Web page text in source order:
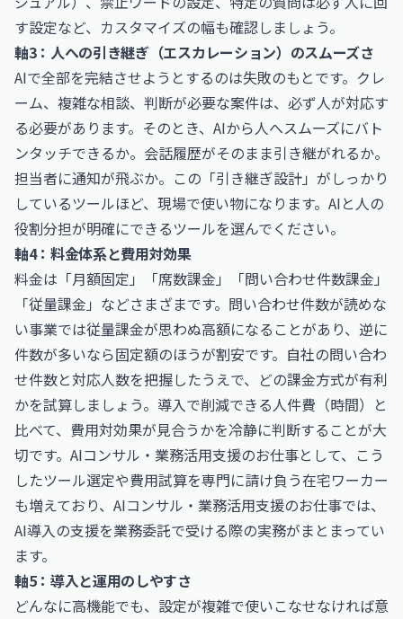
す設定など、カスタマイズの幅も確認しましょう。
軸3：人への引き継ぎ（エスカレーション）のスムーズさ
AIで全部を完結させようとするのは失敗のもとです。クレ
ーム、複雑な相談、判断が必要な案件は、必ず人が対応す
る必要があります。そのとき、AIから人へスムーズにバト
ンタッチできるか。会話履歴がそのまま引き継がれるか。
担当者に通知が飛ぶか。この「引き継ぎ設計」がしっかり
しているツールほど、現場で使い物になります。AIと人の
役割分担が明確にできるツールを選んでください。
軸4：料金体系と費用対効果
料金は「月額固定」「席数課金」「問い合わせ件数課金」
「従量課金」などさまざまです。問い合わせ件数が読めな
い事業では従量課金が思わぬ高額になることがあり、逆に
件数が多いなら固定額のほうが割安です。自社の問い合わ
せ件数と対応人数を把握したうえで、どの課金方式が有利
かを試算しましょう。導入で削減できる人件費（時間）と
比べて、費用対効果が見合うかを冷静に判断することが大
切です。AIコンサル・業務活用支援のお仕事として、こう
したツール選定や費用試算を専門に請け負う在宅ワーカー
も増えており、 AIコンサル・業務活用支援のお仕事では、
AI導入の支援を業務委託で受ける際の実務がまとまってい
ます。
軸5：導入と運用のしやすさ
どんなに高機能でも、設定が複雑で使いこなせなければ意